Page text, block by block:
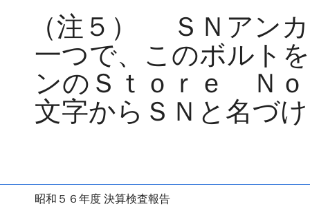
（注５）
ＳＮアン
一つで、このボルト
ンのＳｔｏｒｅ Ｎｏ
文字からＳＮと名づ
昭和５６年度 決算検査報告